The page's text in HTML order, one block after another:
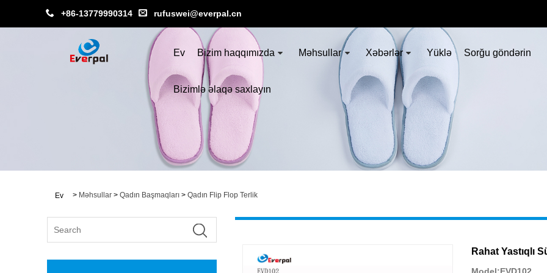
+86-13779990314 rufuswei@everpal.cn
Ev Bizim haqqımızda Məhsullar Xəbərlər Yüklə Sorğu göndərin
Bizimlə əlaqə saxlayın
Ev > Məhsullar > Qadın Başmaqları > Qadın Flip Flop Terlik
Rahat Yastıqlı